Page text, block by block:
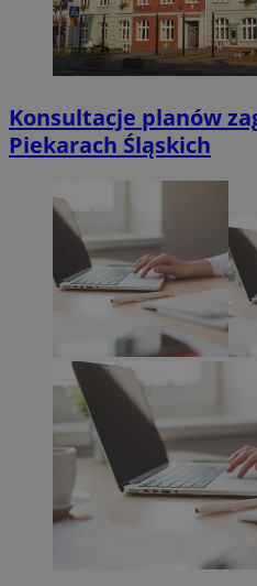
Konsultacje planów
Piekarach Śląskich